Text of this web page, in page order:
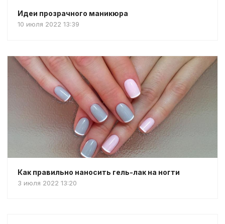
Идеи прозрачного маникюра
10 июля 2022 13:39
Как правильно наносить гель-лак на ногти
3 июля 2022 13:20